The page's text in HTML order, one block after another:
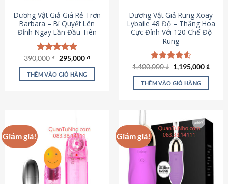
Dương Vật Giả Giá Rẻ Trơn
Barbara – Bí Quyết Lên
Đỉnh Ngay Lần Đầu Tiên
Được xếp
hạng4.90
5 sao
390,000₫ Giá
là:
390,000 ₫.
295,000₫Giá
tại
THÊM VÀO GIỎ HÀNG
Dương Vật Giả Rung Xoay
Lybaile 48 Độ – Thăng Hoa
Cực Đỉnh Với 120 Chế Độ
Rung
Được xếp
hạng4.62
5 sao
1,400,000₫ Giá
gốc
là:
1,400,000 ₫.
1,195,000₫Giá
THÊM VÀO GIỎ HÀNG
Giảm giá! Giảm giá!